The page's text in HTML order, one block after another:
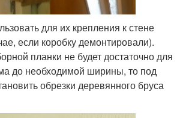
для их крепления к стене
если коробку демонтировали).
планки не будет достаточно для
до необходимой ширины, то под
обрезки деревянного бруса